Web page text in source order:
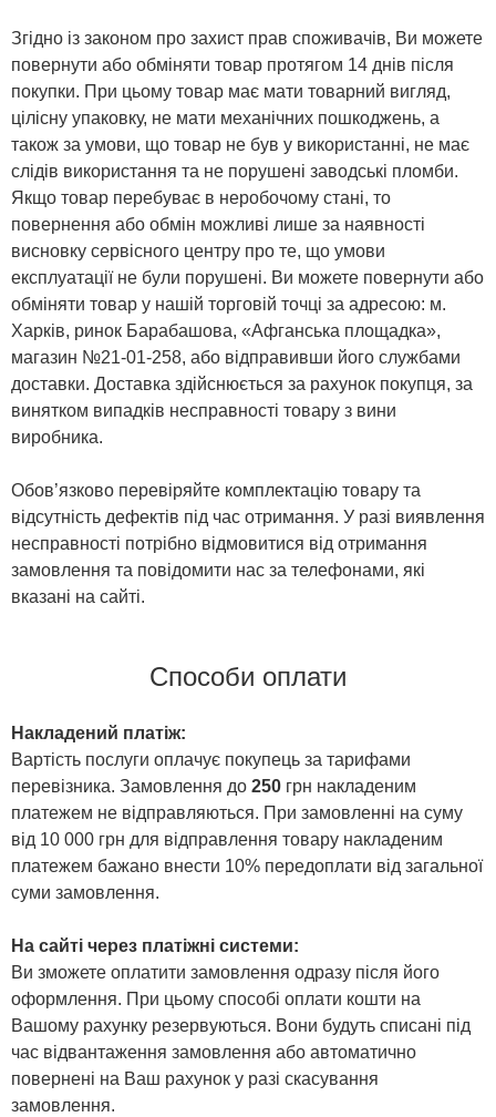
Згідно із законом про захист прав споживачів, Ви можете
повернути або обміняти товар протягом 14 днів після
покупки. При цьому товар має мати товарний вигляд,
цілісну упаковку, не мати механічних пошкоджень, а
також за умови, що товар не був у використанні, не має
слідів використання та не порушені заводські пломби.
Якщо товар перебуває в неробочому стані, то
повернення або обмін можливі лише за наявності
висновку сервісного центру про те, що умови
експлуатації не були порушені. Ви можете повернути або
обміняти товар у нашій торговій точці за адресою: м.
Харків, ринок Барабашова, «Афганська площадка»,
магазин №21-01-258, або відправивши його службами
доставки. Доставка здійснюється за рахунок покупця, за
винятком випадків несправності товару з вини
виробника.
Обов’язково перевіряйте комплектацію товару та
відсутність дефектів під час отримання. У разі виявлення
несправності потрібно відмовитися від отримання
замовлення та повідомити нас за телефонами, які
вказані на сайті.
Способи оплати
Накладений платіж:
Вартість послуги оплачує покупець за тарифами
перевізника. Замовлення до 250 грн накладеним
платежем не відправляються. При замовленні на суму
від 10 000 грн для відправлення товару накладеним
платежем бажано внести 10% передоплати від загальної
суми замовлення.
На сайті через платіжні системи:
Ви зможете оплатити замовлення одразу після його
оформлення. При цьому способі оплати кошти на
Вашому рахунку резервуються. Вони будуть списані під
час відвантаження замовлення або автоматично
повернені на Ваш рахунок у разі скасування
замовлення.